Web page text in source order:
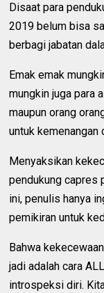
Disaat para
2019 belum bisa
berbagi jabatan
Emak emak
mungkin juga para
maupun orang
untuk kemenangan
Menyaksikan
pendukung capres
ini, penulis hanya
pemikiran untuk
Bahwa
jadi adalah cara
introspeksi diri.